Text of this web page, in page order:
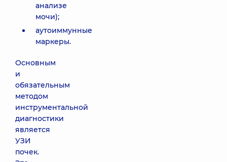
анализе
мочи);
аутоиммунные
маркеры.
Основным
и
обязательным
методом
инструментальной
диагностики
является
УЗИ
почек.